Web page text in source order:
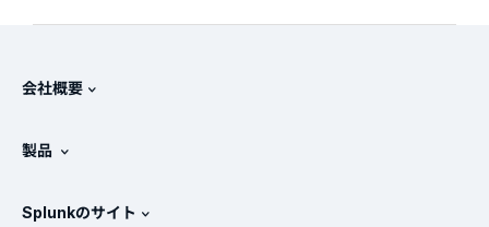
会社概要
Splunkと他社製品の比較
製品
Splunkのサイト